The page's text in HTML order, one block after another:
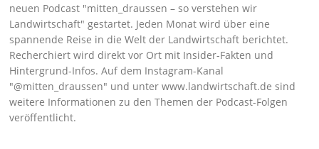
neuen Podcast "mitten_draussen – so verstehen wir
Landwirtschaft" gestartet. Jeden Monat wird über eine
spannende Reise in die Welt der Landwirtschaft berichtet.
Recherchiert wird direkt vor Ort mit Insider-Fakten und
Hintergrund-Infos. Auf dem Instagram-Kanal
@mitten_draussen
und unterwww.landwirtschaft.de sind
weitere Informationen zu den Themen der Podcast-Folgen
veröffentlicht.